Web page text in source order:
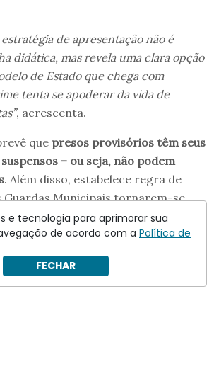
estratégia de apresentação não é
didática, mas revela uma clara opção
de Estado que chega com
tenta se apoderar da vida de
, acrescenta.
que presos provisórios têm seus
– ou seja, não podem
. Além disso, estabelece regra de
Guardas Municipais tornarem-se
e mantém o nome da Polícia
(PRF), apesar de, como a versão do
a competência dela para atuar em
e tecnologia para aprimorar sua
de acordo com a Política de
FECHAR